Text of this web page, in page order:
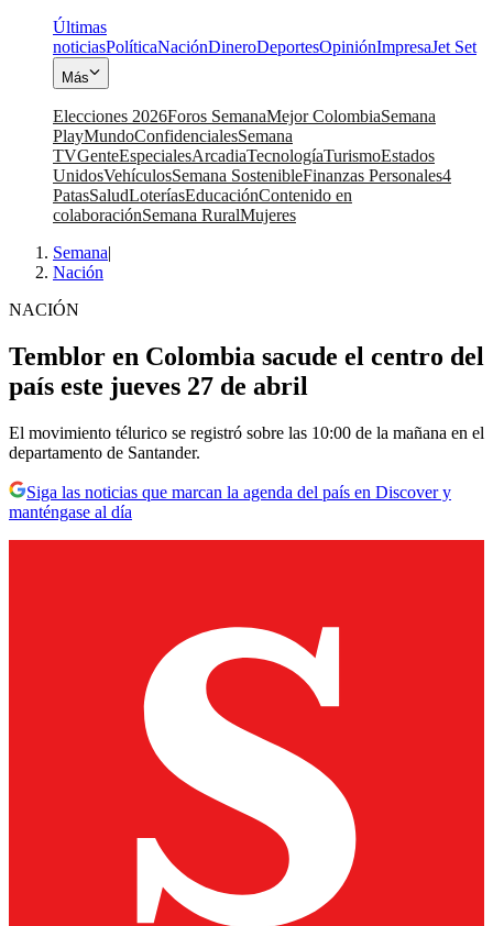
Últimas
noticiasPolíticaNaciónDineroDeportesOpiniónImpresaJet Set
Más
Elecciones 2026Foros SemanaMejor ColombiaSemana
PlayMundoConfidencialesSemana
TVGenteEspecialesArcadiaTecnologíaTurismoEstados
UnidosVehículosSemana SostenibleFinanzas Personales4
PatasSaludLoteríasEducaciónContenido en
colaboraciónSemana RuralMujeres
Semana|
Nación
NACIÓN
Temblor en Colombia sacude el centro del
país este jueves 27 de abril
El movimiento télurico se registró sobre las 10:00 de la mañana en el
departamento de Santander.
Siga las noticias que marcan la agenda del país en Discover y
manténgase al día